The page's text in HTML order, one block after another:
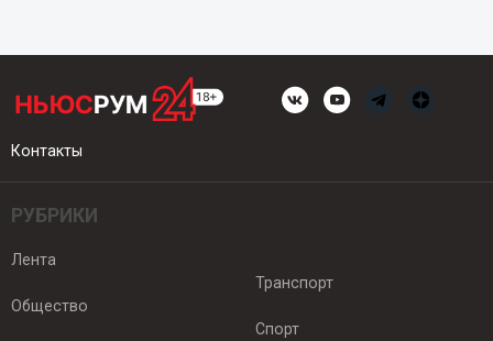
Контакты
РУБРИКИ
Лента
Общество
Транспорт
Спорт